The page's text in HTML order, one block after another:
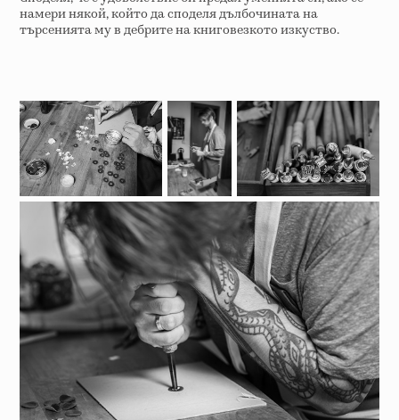
намери някой, който да споделя дълбочината на
търсенията му в дебрите на книговезкото изкуство.